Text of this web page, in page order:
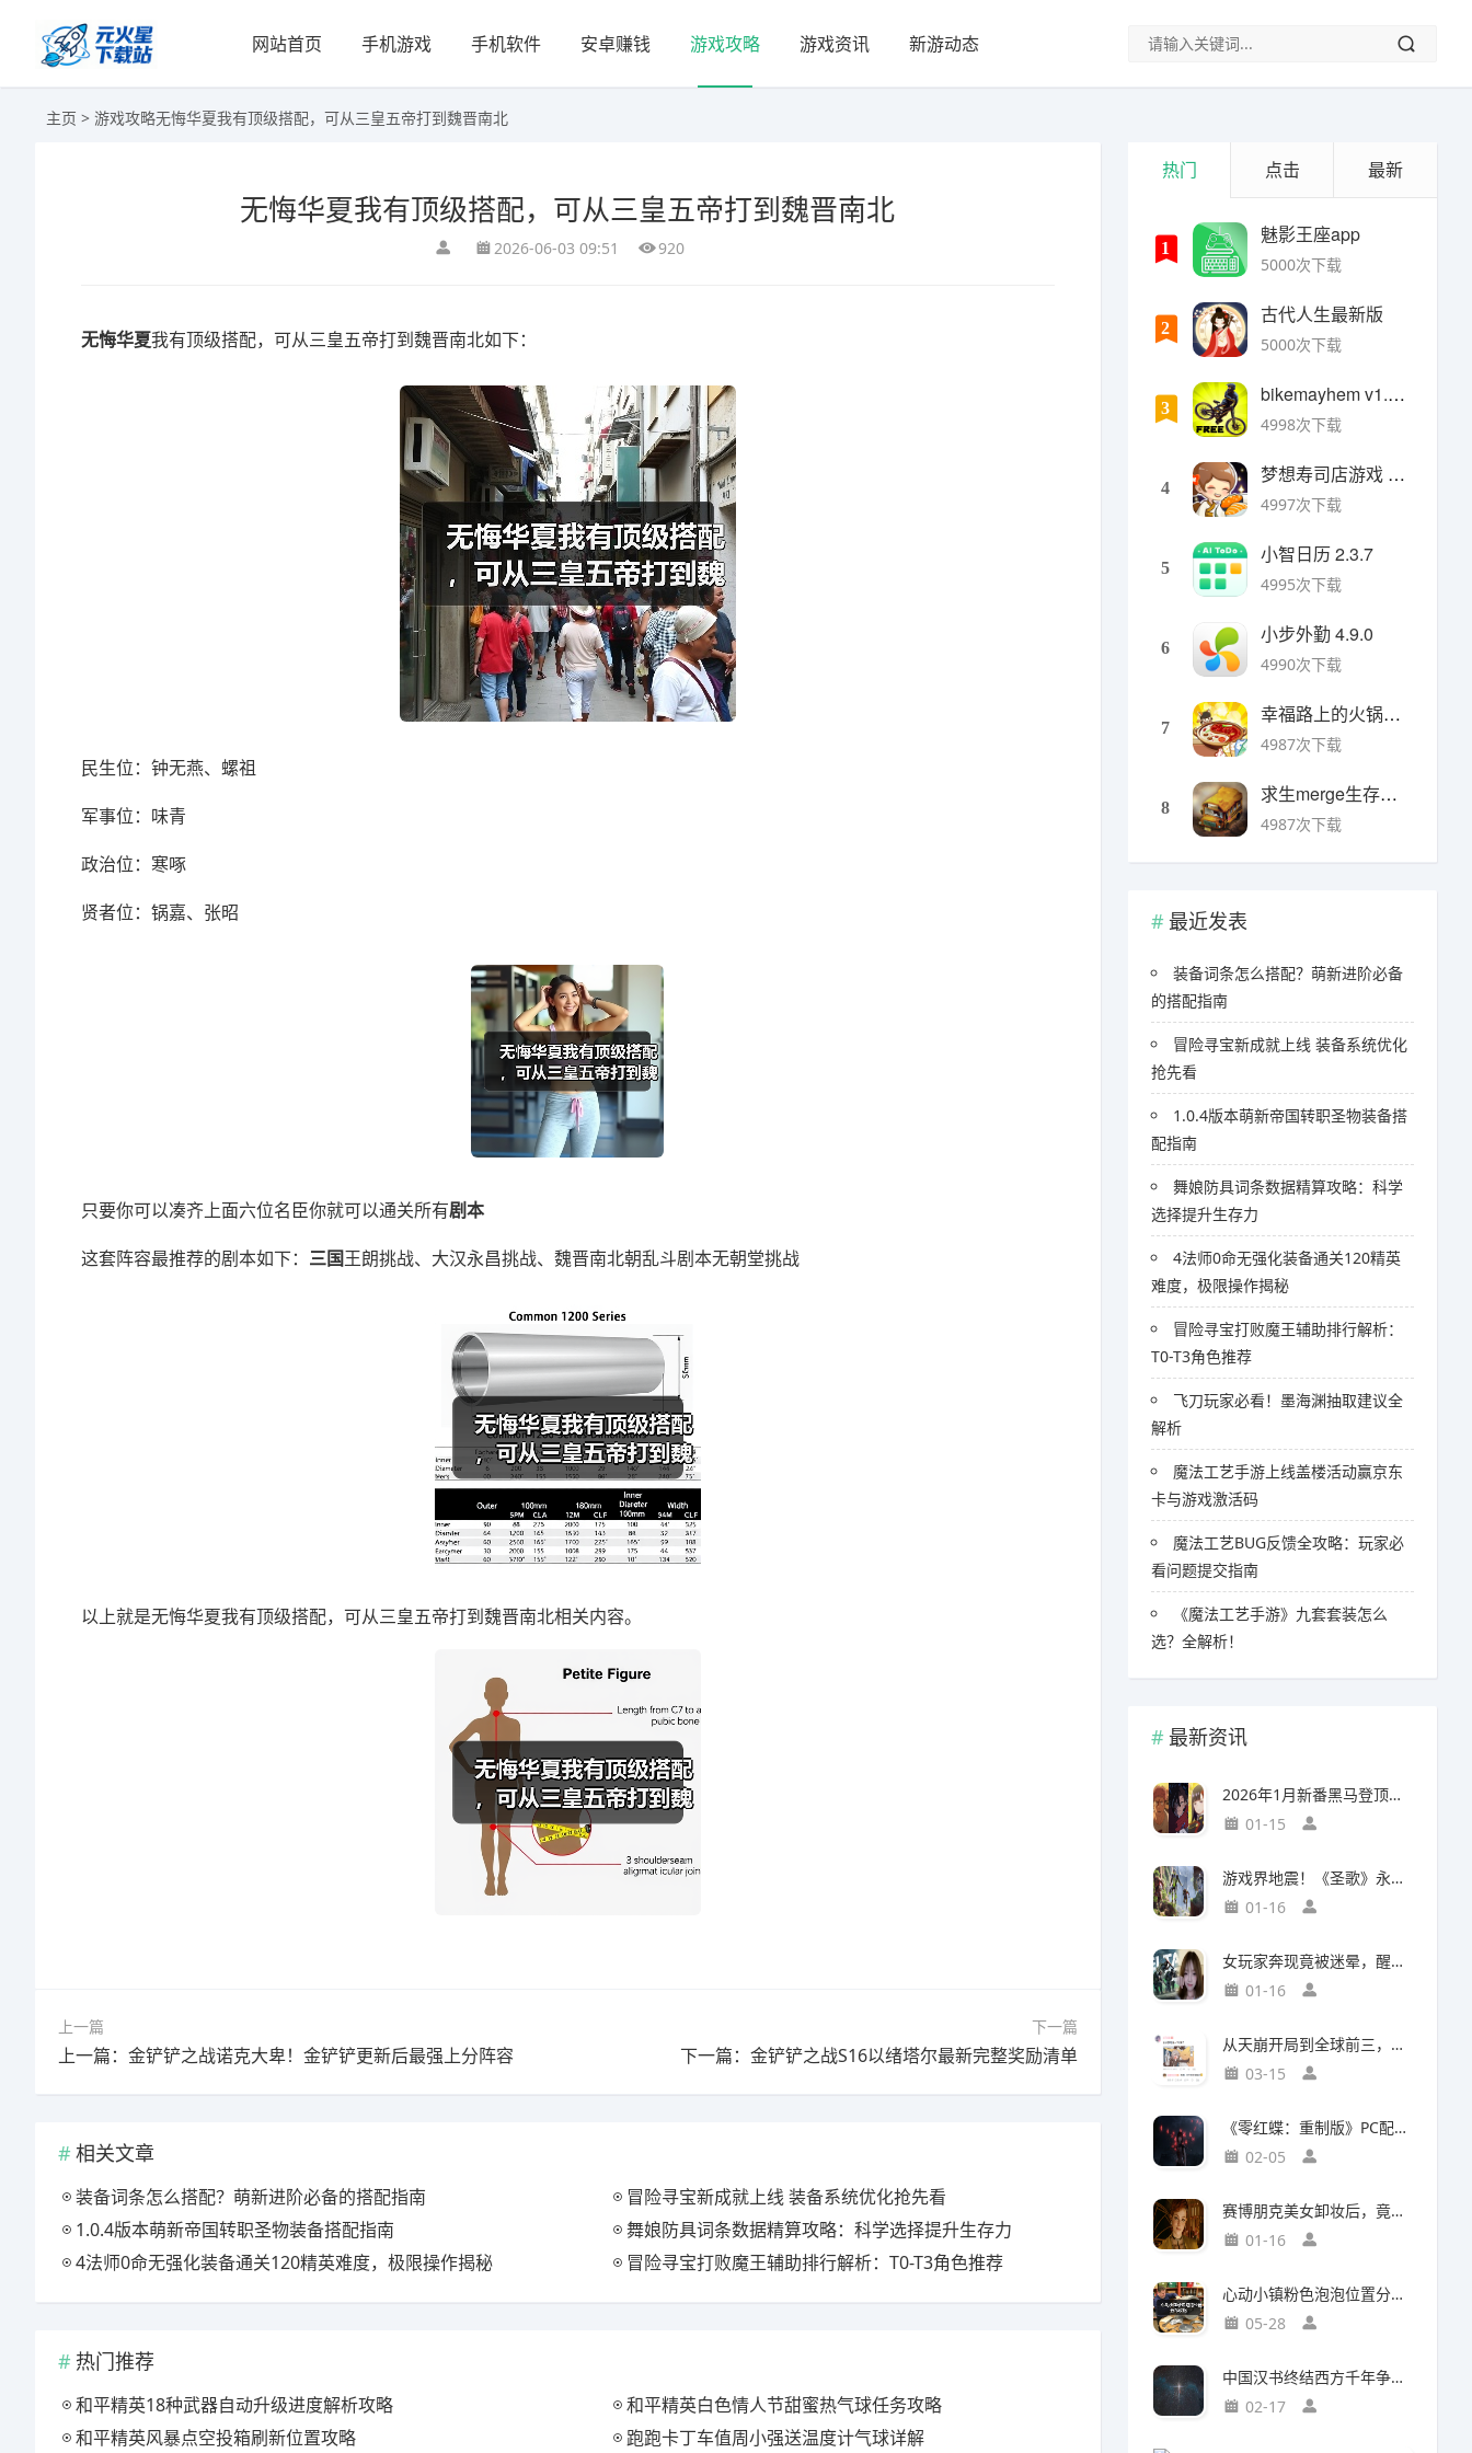
网站首页 手机游戏 手机软件 安卓赚钱 游戏攻略 游戏资讯 新游动态
主页 > 游戏攻略无悔华夏我有顶级搭配，可从三皇五帝打到魏晋南北
无悔华夏我有顶级搭配，可从三皇五帝打到魏晋南北
2026-06-03 09:51 920
无悔华夏我有顶级搭配，可从三皇五帝打到魏晋南北如下：
民生位：钟无燕、螺祖
军事位：味青
政治位：寒啄
贤者位：锅嘉、张昭
只要你可以凑齐上面六位名臣你就可以通关所有剧本
这套阵容最推荐的剧本如下： 三国王朗挑战、大汉永昌挑战、魏晋南北朝乱斗剧本无朝堂挑战
以上就是无悔华夏我有顶级搭配，可从三皇五帝打到魏晋南北相关内容。
上一篇
上一篇：金铲铲之战诺克大卑！金铲铲更新后最强上分阵容
下一篇
下一篇：金铲铲之战S16以绪塔尔最新完整奖励清单
相关文章
装备词条怎么搭配？萌新进阶必备的搭配指南
冒险寻宝新成就上线 装备系统优化抢先看
1.0.4版本萌新帝国转职圣物装备搭配指南
舞娘防具词条数据精算攻略：科学选择提升生存力
4法师0命无强化装备通关120精英难度，极限操作揭秘
冒险寻宝打败魔王辅助排行解析：T0-T3角色推荐
热门推荐
和平精英18种武器自动升级进度解析攻略
和平精英白色情人节甜蜜热气球任务攻略
和平精英风暴点空投箱刷新位置攻略
跑跑卡丁车值周小强送温度计气球详解
热门 点击 最新
1
魅影王座app
5000次下载
2
古代人生最新版
5000次下载
3
bikemayhem v1.6.2安卓版
4998次下载
4
梦想寿司店游戏 v4.14.1安卓版
4997次下载
5
小智日历 2.3.7
4995次下载
6
小步外勤 4.9.0
4990次下载
7
幸福路上的火锅店官方版 v5.3.5安卓版
4987次下载
8
求生merge生存之地手机版 v1.48.0安卓版
4987次下载
最近发表
装备词条怎么搭配？萌新进阶必备
的搭配指南
冒险寻宝新成就上线 装备系统优化
抢先看
1.0.4版本萌新帝国转职圣物装备搭
配指南
舞娘防具词条数据精算攻略：科学
选择提升生存力
4法师0命无强化装备通关120精英
难度，极限操作揭秘
冒险寻宝打败魔王辅助排行解析：
T0-T3角色推荐
飞刀玩家必看！墨海渊抽取建议全
解析
魔法工艺手游上线盖楼活动赢京东
卡与游戏激活码
魔法工艺BUG反馈全攻略：玩家必
看问题提交指南
《魔法工艺手游》九套套装怎么
选？全解析！
最新资讯
2026年1月新番黑马登顶，竟然力压《咒术回战》拿下第一
01-15
游戏界地震！《圣歌》永久停服，《生化9》海报震撼亮相
01-16
女玩家奔现竟被迷晕，醒来后价值千万的游戏装备不翼而飞
01-16
从天崩开局到全球前三，这还是我认识的“少前2”？
03-15
《零红蝶：重制版》PC配置公开：推荐配置RTX2060 1080p/30帧
02-05
赛博朋克美女卸妆后，竟然比浓妆时更惊艳？
01-16
心动小镇粉色泡泡位置分布攻略
05-28
中国汉书终结西方千年争吵：伯利恒之星是真实存在
02-17